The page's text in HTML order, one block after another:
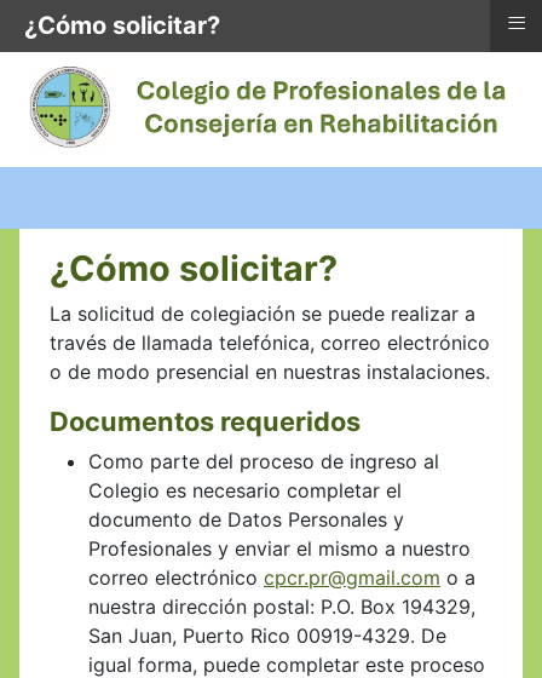
¿Cómo solicitar?
La solicitud de colegiación se puede realizar a
través de llamada telefónica, correo electrónico
o de modo presencial en nuestras instalaciones.
Documentos requeridos
Como parte del proceso de ingreso al
Colegio es necesario completar el
documento de Datos Personales y
Profesionales y enviar el mismo a nuestro
correo electrónico cpcr.pr@gmail.com o a
nuestra dirección postal: P.O. Box 194329,
San Juan, Puerto Rico 00919-4329. De
igual forma, puede completar este proceso
¿Cómo solicitar? ≡